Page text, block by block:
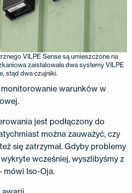
VILPE ​​Sense są umieszczone na
zaistalowała dwa systemy VILPE
stąd dwa czujniki.
warunków w
jest podłączony do
można zauważyć, czy
się zatrzymał. Gdyby problemy
wcześniej, wyszlibyśmy z
mówi Iso-Oja.